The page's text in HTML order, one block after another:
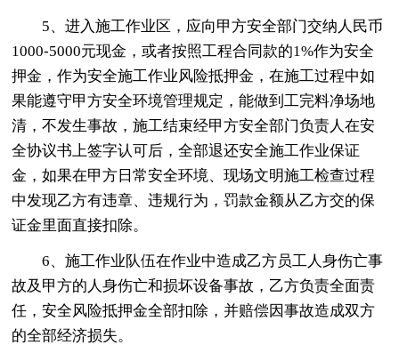
5、进入施工作业区，应向甲方安全部门交纳人民币
1000-5000元现金，或者按照工程合同款的1%作为安全
押金，作为安全施工作业风险抵押金，在施工过程中如
果能遵守甲方安全环境管理规定，能做到工完料净场地
清，不发生事故，施工结束经甲方安全部门负责人在安
全协议书上签字认可后，全部退还安全施工作业保证
金，如果在甲方日常安全环境、现场文明施工检查过程
中发现乙方有违章、违规行为，罚款金额从乙方交的保
证金里面直接扣除。
6、施工作业队伍在作业中造成乙方员工人身伤亡事
故及甲方的人身伤亡和损坏设备事故，乙方负责全面责
任，安全风险抵押金全部扣除，并赔偿因事故造成双方
的全部经济损失。